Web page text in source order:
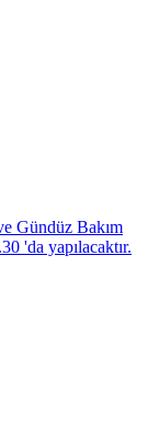
Gündüz Bakım
'da yapılacaktır.